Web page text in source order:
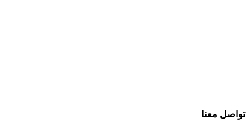
تواصل معنا